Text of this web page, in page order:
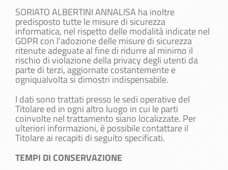
SORIATO ALBERTINI ANNALISA ha inoltre
predisposto tutte le misure di sicurezza
informatica, nel rispetto delle modalità indicate nel
GDPR con l’adozione delle misure di sicurezza
ritenute adeguate al fine di ridurre al minimo il
rischio di violazione della privacy degli utenti da
parte di terzi, aggiornate costantemente e
ogniqualvolta si dimostri indispensabile.
I dati sono trattati presso le sedi operative del
Titolare ed in ogni altro luogo in cui le parti
coinvolte nel trattamento siano localizzate. Per
ulteriori informazioni, è possibile contattare il
Titolare ai recapiti di seguito specificati.
TEMPI DI CONSERVAZIONE